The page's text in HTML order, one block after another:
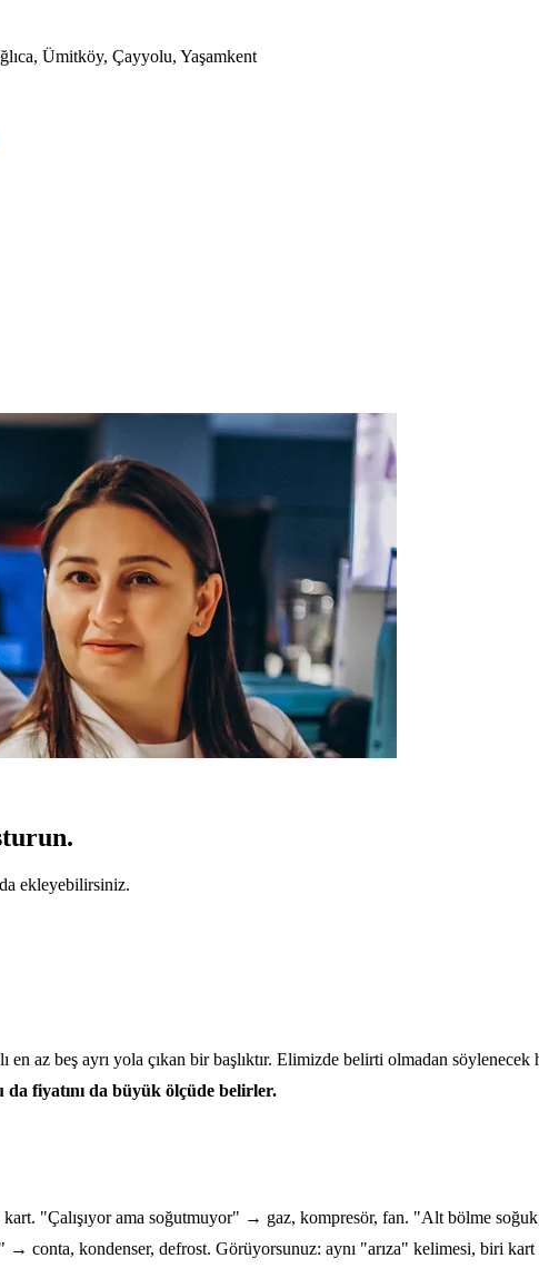
Ümitköy, Çayyolu, Yaşamkent
ekleyebilirsiniz.
en az beş ayrı yola çıkan bir başlıktır. Elimizde belirti olmadan
fiyatını da büyük ölçüde belirler.
"Çalışıyor ama soğutmuyor" → gaz, kompresör, fan. "Alt bölme
conta, kondenser, defrost. Görüyorsunuz: aynı "arıza" kelimesi, biri kart